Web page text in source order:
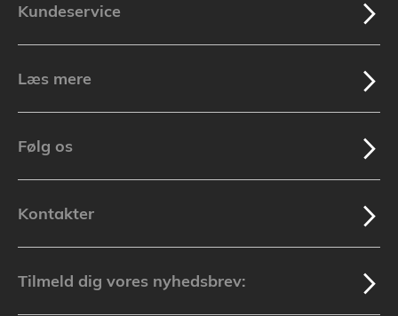
Kundeservice
Læs mere
Følg os
Kontakter
Tilmeld dig vores nyhedsbrev: